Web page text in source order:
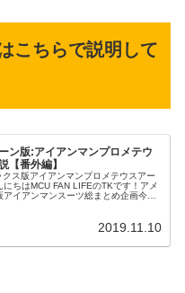
こちらで説明して
ン版:アイアンマンプロメテウ
【番外編】
ス版アイアンマンプロメテウスアー
ちはMCU FAN LIFEのTKです！アメ
アイアンマンスーツ総まとめ企画今回
2019.11.10